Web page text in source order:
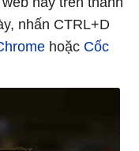
nhấn CTRL+D
hoặc Cốc